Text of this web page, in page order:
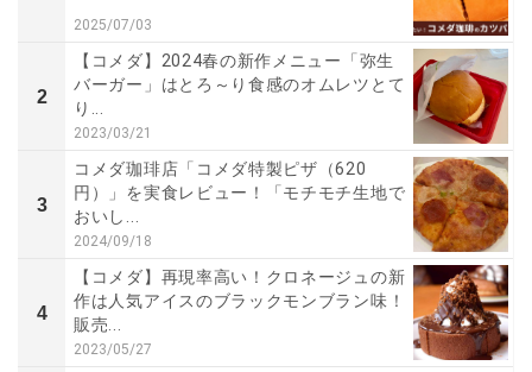
2025/07/03
2
【コメダ】2024春の新作メニュー「弥生
バーガー」はとろ～り食感のオムレツとて
り...
2023/03/21
3
コメダ珈琲店「コメダ特製ピザ（620
円）」を実食レビュー！「モチモチ生地で
おいし...
2024/09/18
4
【コメダ】再現率高い！クロネージュの新
作は人気アイスのブラックモンブラン味！
販売...
2023/05/27